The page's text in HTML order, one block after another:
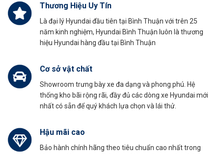
Thương Hiệu Uy Tín
Là đại lý Hyundai đầu tiên tại Bình Thuận với trên 25
năm kinh nghiệm, Hyundai Bình Thuận luôn là thương
hiệu Hyundai hàng đầu tại Bình Thuận
Cơ sở vật chất
Showroom trưng bày xe đa dạng và phong phú. Hệ
thống kho bãi rộng rãi, đầy đủ các dòng xe Hyundai mới
nhất có sẵn để quý khách lựa chọn và lái thử.
Hậu mãi cao
Bảo hành chính hãng theo tiêu chuẩn cao nhất trong